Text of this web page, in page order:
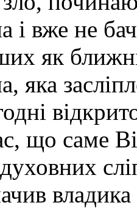
і вже не
як
яка
що саме